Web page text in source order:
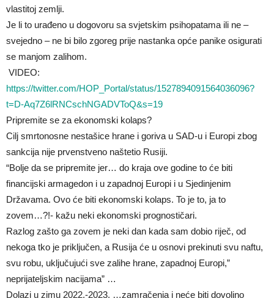
vlastitoj zemlji.
Je li to urađeno u dogovoru sa svjetskim psihopatama ili ne –
svejedno – ne bi bilo zgoreg prije nastanka opće panike osigurati
se manjom zalihom.
VIDEO:
https://twitter.com/HOP_Portal/status/1527894091564036096?
t=D-Aq7Z6lRNCschNGADVToQ&s=19
Pripremite se za ekonomski kolaps?
Cilj smrtonosne nestašice hrane i goriva u SAD-u i Europi zbog
sankcija nije prvenstveno naštetio Rusiji.
“Bolje da se pripremite jer… do kraja ove godine to će biti
financijski armagedon i u zapadnoj Europi i u Sjedinjenim
Državama. Ovo će biti ekonomski kolaps. To je to, ja to
zovem…?!- kažu neki ekonomski prognostičari.
Razlog zašto ga zovem je neki dan kada sam dobio riječ, od
nekoga tko je priključen, a Rusija će u osnovi prekinuti svu naftu,
svu robu, uključujući sve zalihe hrane, zapadnoj Europi,”
neprijateljskim nacijama” …
Dolazi u zimu 2022.-2023. …zamračenja i neće biti dovoljno